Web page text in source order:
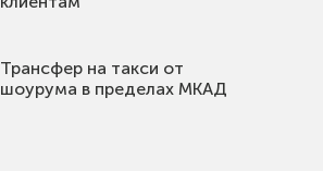
Трансфер на такси от
шоурума в пределах МКАД